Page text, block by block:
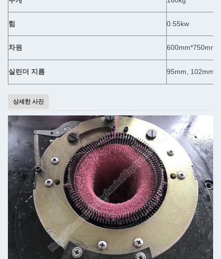
힘 0.55kw
차원
실린더 지름 95mm, 102mm,
상세한 사진